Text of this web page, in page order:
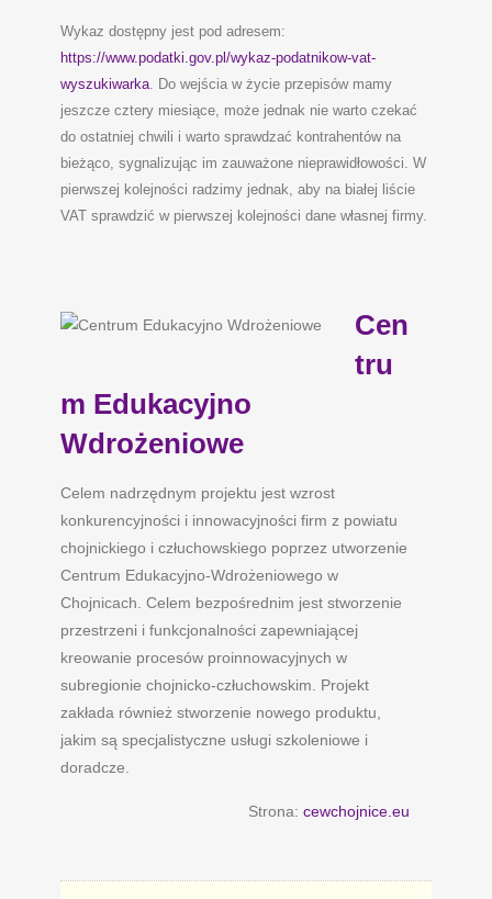
Wykaz dostępny jest pod adresem:
https://www.podatki.gov.pl/wykaz-podatnikow-vat-
wyszukiwarka . Do wejścia w życie przepisów mamy
jeszcze cztery miesiące, może jednak nie warto czekać
do ostatniej chwili i warto sprawdzać kontrahentów na
bieżąco, sygnalizując im zauważone nieprawidłowości. W
pierwszej kolejności radzimy jednak, aby na białej liście
VAT sprawdzić w pierwszej kolejności dane własnej firmy.
Cen
tru
m Edukacyjno
Wdrożeniowe
Celem nadrzędnym projektu jest wzrost
konkurencyjności i innowacyjności firm z powiatu
chojnickiego i człuchowskiego poprzez utworzenie
Centrum Edukacyjno-Wdrożeniowego w
Chojnicach. Celem bezpośrednim jest stworzenie
przestrzeni i funkcjonalności zapewniającej
kreowanie procesów proinnowacyjnych w
subregionie chojnicko-człuchowskim. Projekt
zakłada również stworzenie nowego produktu,
jakim są specjalistyczne usługi szkoleniowe i
doradcze.
Strona: cewchojnice.eu